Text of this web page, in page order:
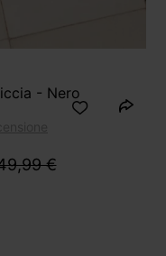
- Nero
€